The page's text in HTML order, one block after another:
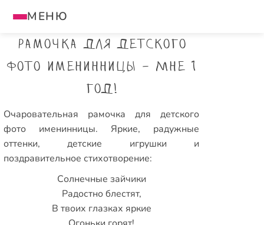
МЕНЮ
Рамочка для детского
фото именинницы - Мне 1
год!
Очаровательная рамочка для детского
фото именинницы. Яркие, радужные
оттенки, детские игрушки и
поздравительное стихотворение:
Солнечные зайчики
Радостно блестят,
В твоих глазках яркие